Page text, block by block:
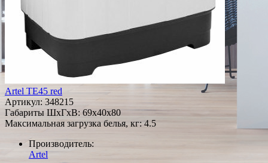
Artel TE45 red
Артикул: 348215
Габариты ШxГxВ: 69x40x80
Максимальная загрузка белья, кг: 4.5
Производитель:
Artel